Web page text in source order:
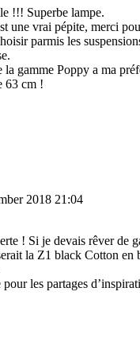
!!! Superbe lampe.
une vrai pépite, merci
parmis les
gamme Poppy a ma
63 cm !
2018 21:04
! Si je devais rêver de
la Z1 black Cotton en
les partages